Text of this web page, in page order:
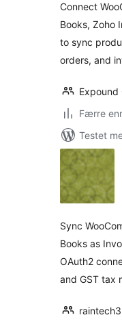
Connect
Books, Zoho
to sync
orders, and
Færre
Testet
Sync
Books as
OAuth2
and GST tax